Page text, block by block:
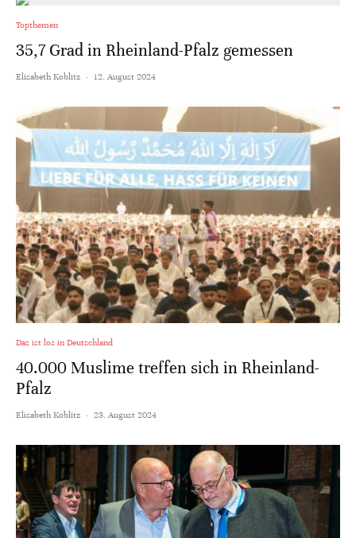
Topthemen
35,7 Grad in Rheinland-Pfalz gemessen
Elisabeth Koblitz · 12. August 2024
Das ist los in Deutschland
40.000 Muslime treffen sich in Rheinland-
Pfalz
Elisabeth Koblitz · 23. August 2024